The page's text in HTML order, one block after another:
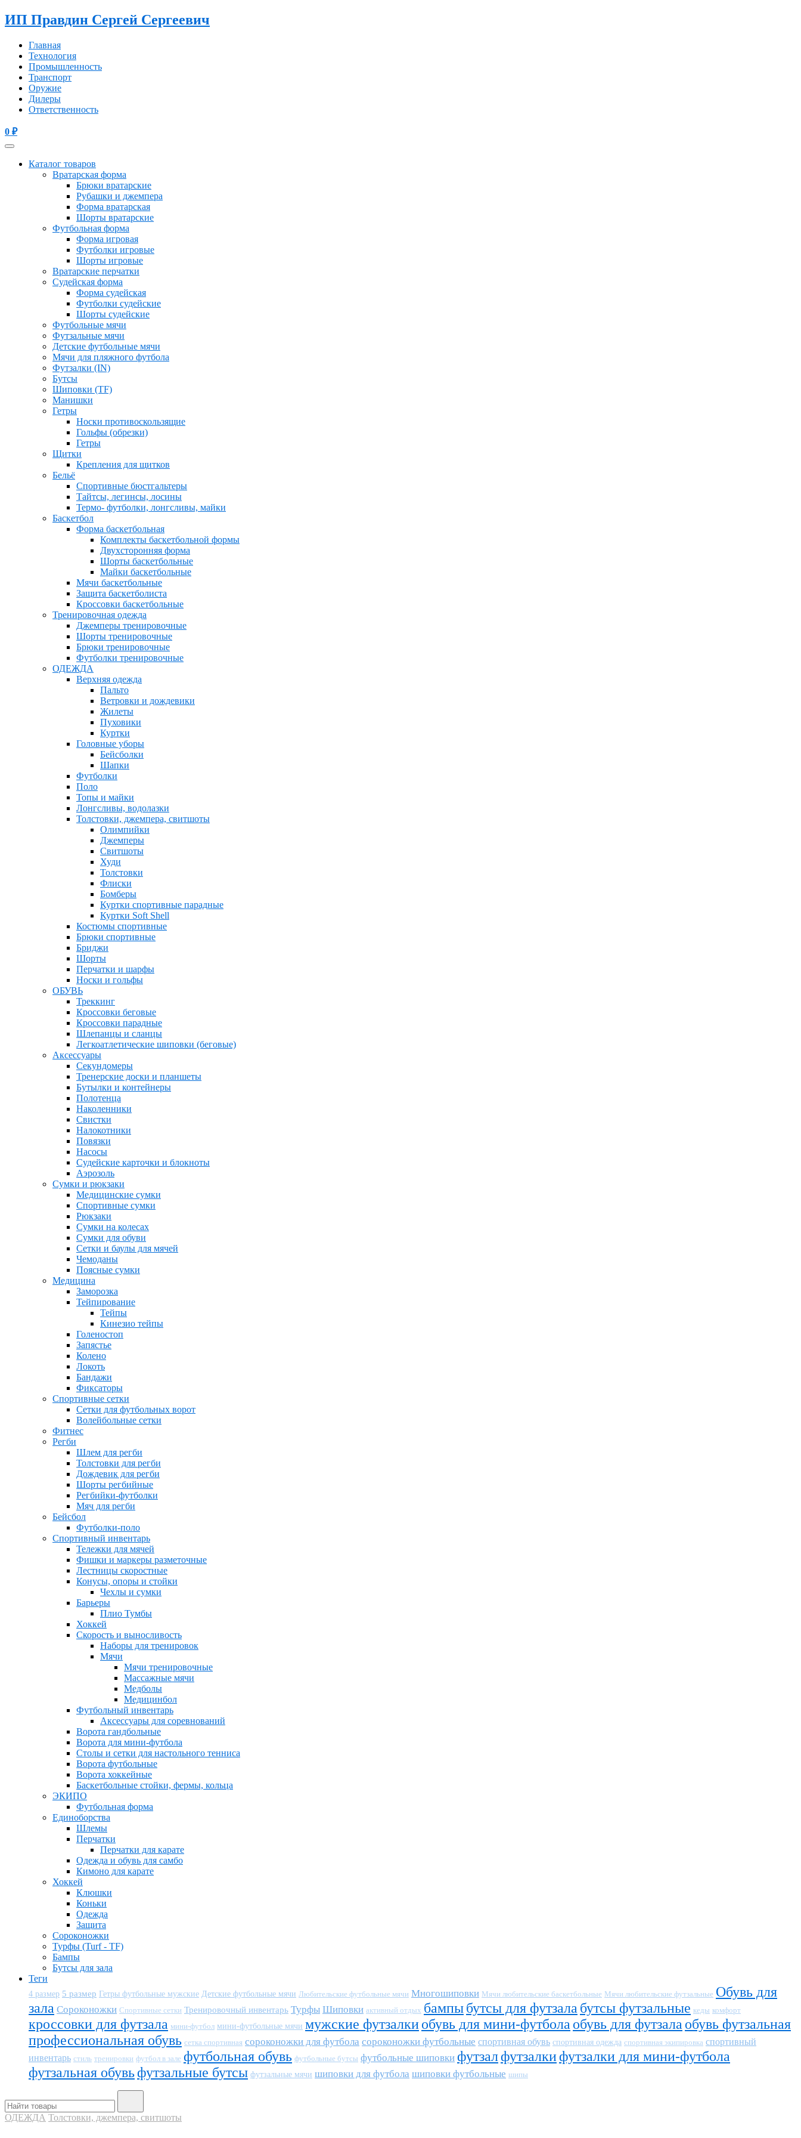
ИП Правдин Сергей Сергеевич
Главная
Технология
Промышленность
Транспорт
Оружие
Дилеры
Ответственность
0 ₽
Каталог товаров
Вратарская форма
Брюки вратарские
Рубашки и джемпера
Форма вратарская
Шорты вратарские
Футбольная форма
Форма игровая
Футболки игровые
Шорты игровые
Вратарские перчатки
Судейская форма
Форма судейская
Футболки судейские
Шорты судейские
Футбольные мячи
Футзальные мячи
Детские футбольные мячи
Мячи для пляжного футбола
Футзалки (IN)
Бутсы
Шиповки (TF)
Манишки
Гетры
Носки противоскользящие
Гольфы (обрезки)
Гетры
Щитки
Крепления для щитков
Бельё
Спортивные бюстгальтеры
Тайтсы, легинсы, лосины
Термо- футболки, лонгсливы, майки
Баскетбол
Форма баскетбольная
Комплекты баскетбольной формы
Двухсторонняя форма
Шорты баскетбольные
Майки баскетбольные
Мячи баскетбольные
Защита баскетболиста
Кроссовки баскетбольные
Тренировочная одежда
Джемперы тренировочные
Шорты тренировочные
Брюки тренировочные
Футболки тренировочные
ОДЕЖДА
Верхняя одежда
Пальто
Ветровки и дождевики
Жилеты
Пуховики
Куртки
Головные уборы
Бейсболки
Шапки
Футболки
Поло
Топы и майки
Лонгсливы, водолазки
Толстовки, джемпера, свитшоты
Олимпийки
Джемперы
Свитшоты
Худи
Толстовки
Флиски
Бомберы
Куртки спортивные парадные
Куртки Soft Shell
Костюмы спортивные
Брюки спортивные
Бриджи
Шорты
Перчатки и шарфы
Носки и гольфы
ОБУВЬ
Треккинг
Кроссовки беговые
Кроссовки парадные
Шлепанцы и сланцы
Легкоатлетические шиповки (беговые)
Аксессуары
Секундомеры
Тренерские доски и планшеты
Бутылки и контейнеры
Полотенца
Наколенники
Свистки
Налокотники
Повязки
Насосы
Судейские карточки и блокноты
Аэрозоль
Сумки и рюкзаки
Медицинские сумки
Спортивные сумки
Рюкзаки
Сумки на колесах
Сумки для обуви
Сетки и баулы для мячей
Чемоданы
Поясные сумки
Медицина
Заморозка
Тейпирование
Тейпы
Кинезио тейпы
Голеностоп
Запястье
Колено
Локоть
Бандажи
Фиксаторы
Спортивные сетки
Сетки для футбольных ворот
Волейбольные сетки
Фитнес
Регби
Шлем для регби
Толстовки для регби
Дождевик для регби
Шорты регбийные
Регбийки-футболки
Мяч для регби
Бейсбол
Футболки-поло
Спортивный инвентарь
Тележки для мячей
Фишки и маркеры разметочные
Лестницы скоростные
Конусы, опоры и стойки
Чехлы и сумки
Барьеры
Плио Тумбы
Хоккей
Скорость и выносливость
Наборы для тренировок
Мячи
Мячи тренировочные
Массажные мячи
Медболы
Медицинбол
Футбольный инвентарь
Аксессуары для соревнований
Ворота гандбольные
Ворота для мини-футбола
Столы и сетки для настольного тенниса
Ворота футбольные
Ворота хоккейные
Баскетбольные стойки, фермы, кольца
ЭКИПО
Футбольная форма
Единоборства
Шлемы
Перчатки
Перчатки для карате
Одежда и обувь для самбо
Кимоно для карате
Хоккей
Клюшки
Коньки
Одежда
Защита
Сороконожки
Турфы (Turf - TF)
Бампы
Бутсы для зала
Теги
4 размер 5 размер Гетры футбольные мужские Детские футбольные мячи Любительские футбольные мячи Многошиповки Мячи любительские баскетбольные Мячи любительские футзальные Обувь для
зала Сороконожки Спортивные сетки Тренировочный инвентарь Турфы Шиповки активный отдых бампыбутсы для футзала бутсы футзальные кеды комфорт
кроссовки для футзала мини-футбол мини-футбольные мячи мужские футзалкиобувь для мини-футбола обувь для футзала обувь футзальная
профессиональная обувь сетка спортивная сороконожки для футбола сороконожки футбольные спортивная обувь спортивная одежда спортивная экипировка спортивный
инвентарь стиль тренировки футбол в зале футбольная обувь футбольные бутсы футбольные шиповки футзалфутзалкифутзалки для мини-футбола
футзальная обувьфутзальные бутсы футзальные мячи шиповки для футбола шиповки футбольные шипы
ОДЕЖДА Толстовки, джемпера, свитшоты